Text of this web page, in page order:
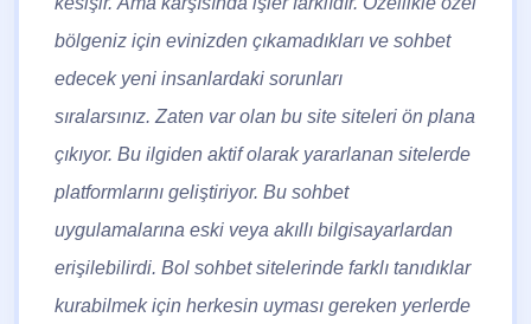
bölgeniz için evinizden çıkamadıkları ve sohbet
edecek yeni insanlardaki sorunları
sıralarsınız. Zaten var olan bu site siteleri ön plana
çıkıyor. Bu ilgiden aktif olarak yararlanan sitelerde
platformlarını geliştiriyor. Bu sohbet
uygulamalarına eski veya akıllı bilgisayarlardan
erişilebilirdi. Bol sohbet sitelerinde farklı tanıdıklar
kurabilmek için herkesin uyması gereken yerlerde